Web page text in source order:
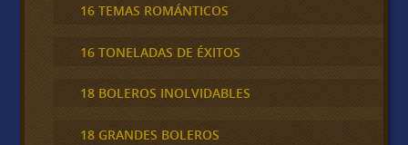
16 TEMAS ROMÁNTICOS
16 TONELADAS DE ÉXITOS
18 BOLEROS INOLVIDABLES
18 GRANDES BOLEROS